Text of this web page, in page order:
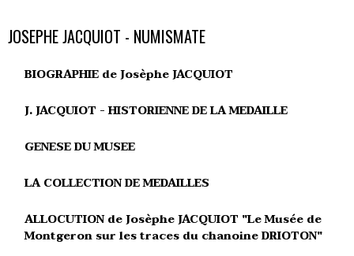
JOSEPHE JACQUIOT - NUMISMATE
BIOGRAPHIE de Josèphe JACQUIOT
J. JACQUIOT - HISTORIENNE DE LA MEDAILLE
GENESE DU MUSEE
LA COLLECTION DE MEDAILLES
ALLOCUTION de Josèphe JACQUIOT "Le Musée de
Montgeron sur les traces du chanoine DRIOTON"